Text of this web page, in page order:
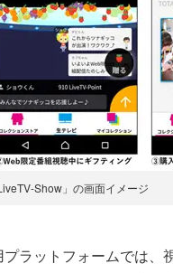
Show」の画面イメージ
ラットフォームでは、